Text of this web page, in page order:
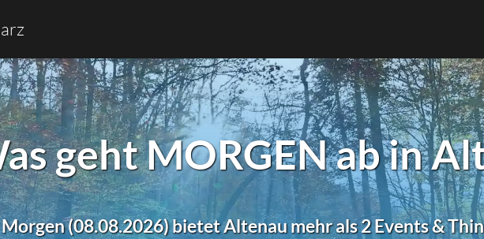
geht MORGEN ab in
Morgen (08.08.2026) bietet Altenau mehr als 2 Events &